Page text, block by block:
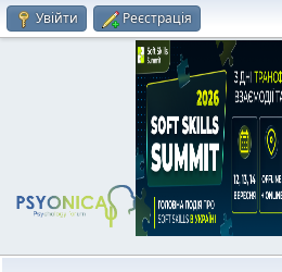
Увійти Реєстрація